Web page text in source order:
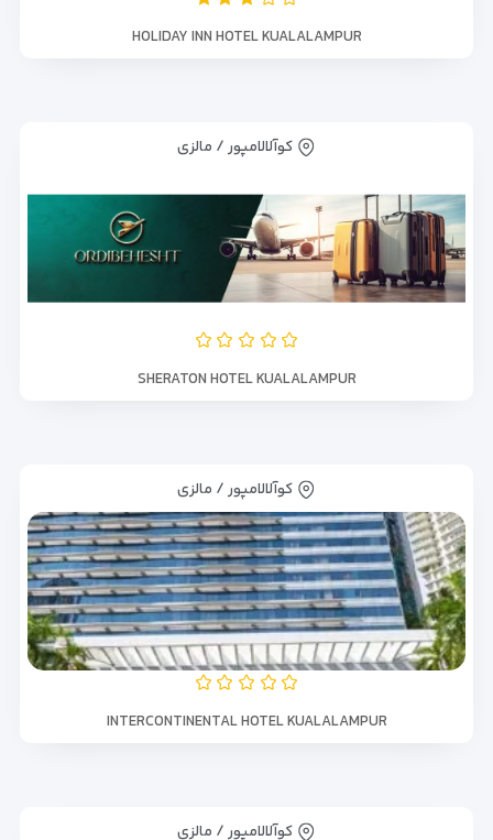
HOLIDAY INN HOTEL KUALALAMPUR
کوآلالامپور / مالزی
SHERATON HOTEL KUALALAMPUR
کوآلالامپور / مالزی
INTERCONTINENTAL HOTEL KUALALAMPUR
کوآلالامپور / مالزی